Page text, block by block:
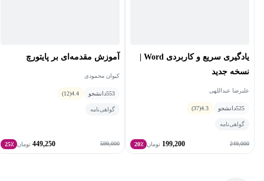
نسخه‌ جدید
علیرضا عبداللهی
525دانشجو 4.3
(37)
گواهی‌نامه
249,000
199,200 تومان 20٪
آموزش مقدمه‌ای بر پایتورچ
کیوان محمودی
553دانشجو 4.4
(12)
گواهی‌نامه
599,000
449,250 تومان 25٪